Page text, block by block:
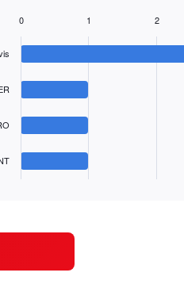
0 1 2